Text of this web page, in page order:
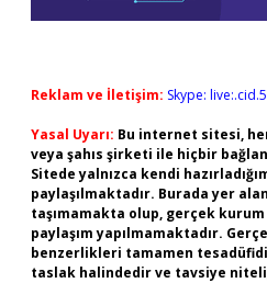
Reklam ve İletişim: Skype:
Yasal Uyarı: Bu internet sitesi,
veya şahıs şirketi ile hiçbir
Sitede yalnızca kendi
paylaşılmaktadır. Burada yer
taşımamakta olup, gerçek
paylaşım yapılmamaktadır.
benzerlikleri tamamen
taslak halindedir ve tavsiye